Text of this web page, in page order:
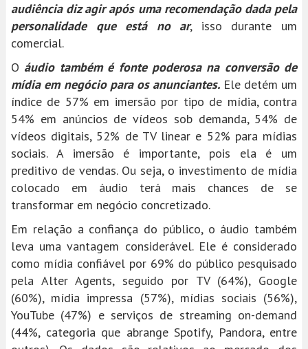
audiência diz agir após uma recomendação dada pela
personalidade que está no ar, isso durante um
comercial.
O áudio também é fonte poderosa na conversão de
mídia em negócio para os anunciantes. Ele detém um
índice de 57% em imersão por tipo de mídia, contra
54% em anúncios de vídeos sob demanda, 54% de
vídeos digitais, 52% de TV linear e 52% para mídias
sociais. A imersão é importante, pois ela é um
preditivo de vendas. Ou seja, o investimento de mídia
colocado em áudio terá mais chances de se
transformar em negócio concretizado.
Em relação a confiança do público, o áudio também
leva uma vantagem considerável. Ele é considerado
como mídia confiável por 69% do público pesquisado
pela Alter Agents, seguido por TV (64%), Google
(60%), mídia impressa (57%), mídias sociais (56%),
YouTube (47%) e serviços de streaming on-demand
(44%, categoria que abrange Spotify, Pandora, entre